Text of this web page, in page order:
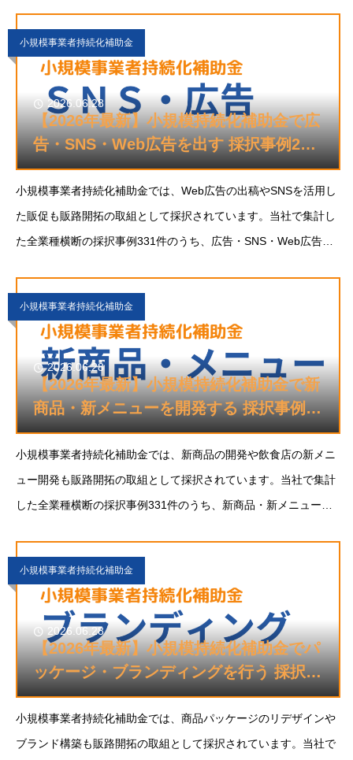
金ではなく、あくまで販路開拓のための補助金だ
小規模事業者持続化補助金
2026.06.28
【2026年最新】小規模持続化補助金で広
告・SNS・Web広告を出す 採択事例20
選
小規模事業者持続化補助金では、Web広告の出稿やSNSを活用し
た販促も販路開拓の取組として採択されています。当社で集計し
た全業種横断の採択事例331件のうち、広告・SNS・Web広告を
かなかった客層にアプローチできるのが
小規模事業者持続化補助金
2026.06.28
【2026年最新】小規模持続化補助金で新
商品・新メニューを開発する 採択事例21
選
小規模事業者持続化補助金では、新商品の開発や飲食店の新メニ
ュー開発も販路開拓の取組として採択されています。当社で集計
した全業種横断の採択事例331件のうち、新商品・新メニュー開
き、新しい商品や切り口で次の客層を取りにいく取
小規模事業者持続化補助金
2026.06.28
【2026年最新】小規模持続化補助金でパ
ッケージ・ブランディングを行う 採択事
例21選
小規模事業者持続化補助金では、商品パッケージのリデザインや
ブランド構築も販路開拓の取組として採択されています。当社で